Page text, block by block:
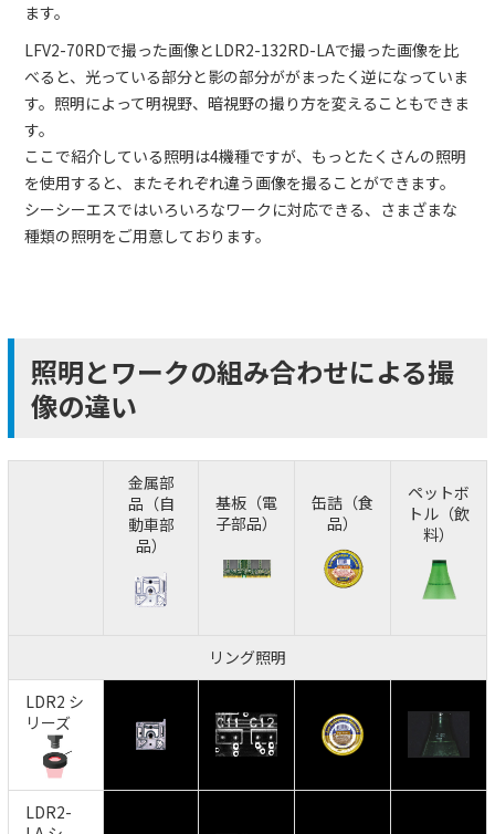
ます。
LFV2-70RDで撮った画像とLDR2-132RD-LAで撮った画像を比
べると、光っている部分と影の部分ががまったく逆になっていま
す。照明によって明視野、暗視野の撮り方を変えることもできま
す。
ここで紹介している照明は4機種ですが、もっとたくさんの照明
を使用すると、またそれぞれ違う画像を撮ることができます。
シーシーエスではいろいろなワークに対応できる、さまざまな
種類の照明をご用意しております。
照明とワークの組み合わせによる撮
像の違い
金属部
品（自
動車部
品）
基板（電
子部品）
缶詰（食
品）
ペットボ
トル（飲
料）
リング照明
LDR2 シ
リーズ
LDR2-